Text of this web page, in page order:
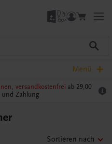
Menü
versandkostenfrei ab 29,00
und Zahlung
Sortieren nach